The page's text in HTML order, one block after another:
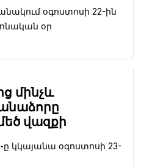
օգոստոսի 22-ին
օր
մինչև
վազքի
ը կկայանա օգոստոսի 23-